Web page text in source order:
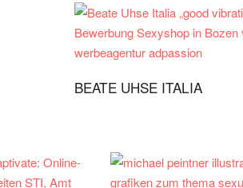
BEATE UHSE ITALIA